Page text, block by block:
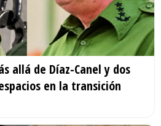
allá de Díaz-Canel y dos
en la transición